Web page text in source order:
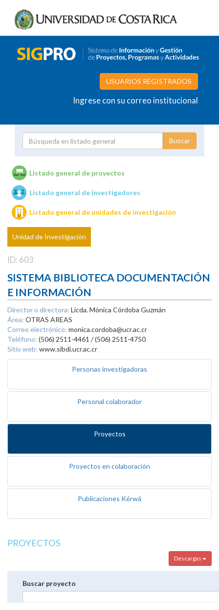
USUARIOS REGISTRADOS
Ingrese con su correo institucional
Unidades de investigación
Listado general de proyectos
Listado general de investigadores
Listado general de unidades de investigación
Unidad de Investigación
ID: 603
SISTEMA BIBLIOTECA DOCUMENTACIÓN
E INFORMACIÓN
Director o directora: Licda. Mónica Córdoba Guzmán
Área: OTRAS AREAS
Correo electrónico: monica.cordoba@ucr.ac.cr
Teléfono: (506) 2511-4461 / (506) 2511-4750
Sitio web: www.sibdi.ucr.ac.cr
Personas investigadoras
Personal colaborador
Proyectos
Proyectos en colaboración
Publicaciones Kérwá
PROYECTOS
Descargas
Buscar proyecto